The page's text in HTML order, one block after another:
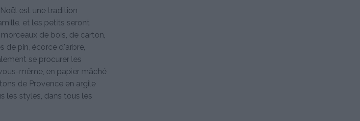
est une tradition
et les petits seront
de bois, de carton,
de pin, écorce d'arbre,
se procurer les
même, en papier mâché
de Provence en argile
les styles, dans tous les